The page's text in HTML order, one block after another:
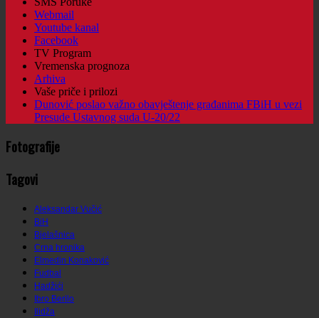
Webmail
Youtube kanal
Facebook
TV Program
Vremenska prognoza
Arhiva
Vaše priče i prilozi
Dunović poslao važno obavještenje građanima FBiH u vezi
Presude Ustavnog suda U-20/22
Fotografije
Tagovi
Aleksandar Vučić
BiH
Bjelašnica
Crna hronika
Elmedin Konaković
Fudbal
Hadžići
Ibro Berilo
Ilidža